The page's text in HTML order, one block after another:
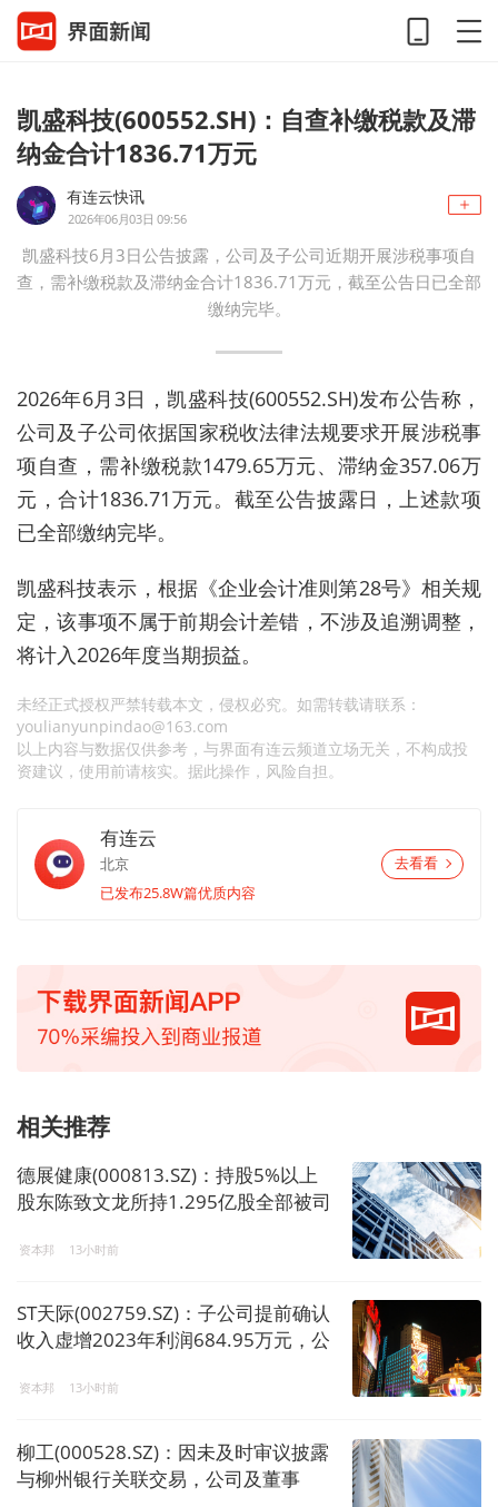
凯盛科技(600552.SH)：自查补缴税款及滞
纳金合计1836.71万元
有连云快讯
2026年06月03日 09:56
凯盛科技6月3日公告披露，公司及子公司近期开展涉税事项自
查，需补缴税款及滞纳金合计1836.71万元，截至公告日已全部
缴纳完毕。
2026年6月3日，凯盛科技(600552.SH)发布公告称，
公司及子公司依据国家税收法律法规要求开展涉税事
项自查，需补缴税款1479.65万元、滞纳金357.06万
元，合计1836.71万元。截至公告披露日，上述款项
已全部缴纳完毕。
凯盛科技表示，根据《企业会计准则第28号》相关规
定，该事项不属于前期会计差错，不涉及追溯调整，
将计入2026年度当期损益。
未经正式授权严禁转载本文，侵权必究。如需转载请联系：
youlianyunpindao@163.com
以上内容与数据仅供参考，与界面有连云频道立场无关，不构成投
资建议，使用前请核实。据此操作，风险自担。
有连云
北京
已发布25.8W篇优质内容
去看看
相关推荐
德展健康(000813.SZ)：持股5%以上
股东陈致文龙所持1.295亿股全部被司
资本邦 13小时前
ST天际(002759.SZ)：子公司提前确认
收入虚增2023年利润684.95万元，公
罚款
资本邦 13小时前
柳工(000528.SZ)：因未及时审议披露
与柳州银行关联交易，公司及董事